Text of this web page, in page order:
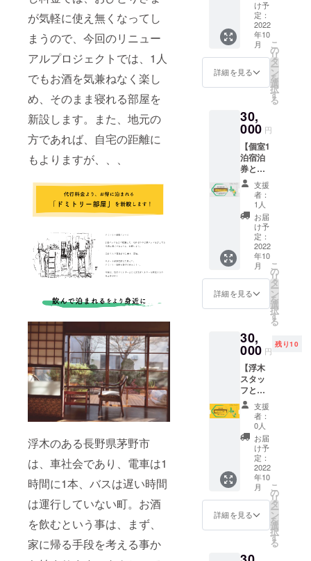
が気軽に使え無くなってし
まうので、今回のリニュー
アルプロジェクトでは、1人
でもお酒を気兼ねなく楽し
め、そのまま寝れる部屋を
新設します。また、地元の
方であれば、自宅の距離に
もよりますが、、、
浮木のある長野県茅野市
は、車社会であり、電車は1
時間に1本、バスは遅い時間
は運行していない町。お酒
を飲むという事は、まず、
家に帰る手段を考える事か
わせ頂
けま
す。 ＊
予約状
日が満
室と
いる事
もあり
ますの
で、早
めのご
予約を
お願い
致しま
す。
ケット
を利用
される
際に
は、ご
予約時
にチ
名前を
お伝え
い。 ＊
電話or
浮木
ホーム
ページ
からお
問い合
わせ頂
けま
す。 ＊
予約状
況によ
日が満
室と
もあり
ますの
で、早
めのご
予約を
お願い
致しま
す。
期限：
2022年
10月末
チェッ
クイン
まで ・
最大3名
泊と散
歩が可
能 ＊冬
季不可
＊予約
の際に
必要と
なりま
すの
で、備
考欄に
お名前
のご記
入をお
願い致
しま
す。 ＊
される
際に
予約時
にチ
ケット
利用の
旨とお
名前を
お伝え
下さ
い。 ＊
電話or
浮木
ホーム
からお
問い合
と朝
コー
ヒーチ
ケット
を提供
致しま
す。 ・
予約受
2022年
10月16
日から
・有効
期限：
2023年
4月末日
チェッ
クイン
まで ・
人数：
最大3名
まで宿
泊と座
禅が可
能 ・時
間：
座禅を
開始し
ます。
＊予約
の際に
必要と
なりま
すの
で、備
考欄に
お名前
のご記
入をお
願い致
しま
す。 ＊
宿泊チ
け予
定：
2022
年10
月
詳細を見る
こ
の
リ
タ
ー
ン
を
選
択
す
る
30,
000 円
【個室1
泊宿泊
券と焚
き火と
飲み放
題2時
間】 浮
木の
「テラ
スと縁
側のあ
る1階の
大部
屋」に1
泊と焚
き火と
題2時間
の宿泊
チケッ
トを提
供致し
ます。
・予約
受付
日：
2022年
10月16
日から
・有効
期限：
2023年
4月末日
チェッ
最大4名
支援
者：
1人
お届
け予
定：
2022
年10
月
詳細を見る
こ
の
リ
タ
ー
ン
を
選
択
す
る
30,
000 円
残り10
【浮木
スタッ
フとし
て1週間
滞在】
居候や
旅人が
数日ま
たは
数ヶ月
滞在し
て、宿
泊とそ
の人の
何かの
ブツブ
の様な
支援
者：
0人
お届
け予
定：
2022
年10
月
詳細を見る
こ
の
リ
タ
ー
ン
を
選
択
す
る